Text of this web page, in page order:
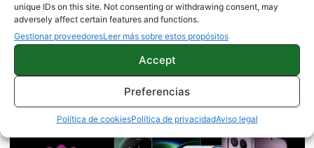
unique IDs on this site. Not consenting or withdrawing consent, may
adversely affect certain features and functions.
Gestionar proveedoresLeer más sobre estos propósitos
Accept
Preferencias
Política de cookiesPolítica de privacidadAviso legal
11059 artículos publicados en ProAndroid desde 2020.
Redactor en Pro Android | Apasionado de ese Androide
verde que tanto esconde. Se comenta que tecleo sobre
actualidad. Me gusta probarlo todo en este mundo de la
tecnología. Los gusanos se comen a las manzanas.
Enamorado de lo que una gran mayoría llama ruido.